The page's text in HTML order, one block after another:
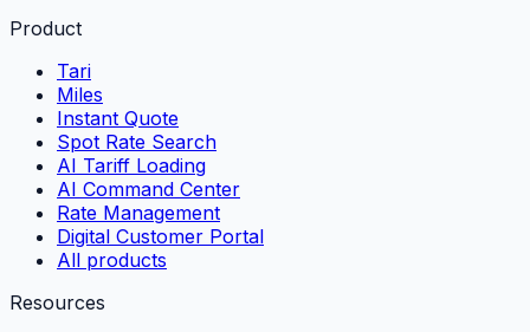
Product
Tari
Miles
Instant Quote
Spot Rate Search
AI Tariff Loading
AI Command Center
Rate Management
Digital Customer Portal
All products
Resources